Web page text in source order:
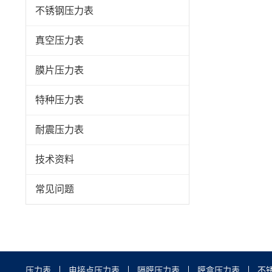
不锈钢压力表
真空压力表
膜片压力表
特种压力表
耐震压力表
技术资料
常见问题